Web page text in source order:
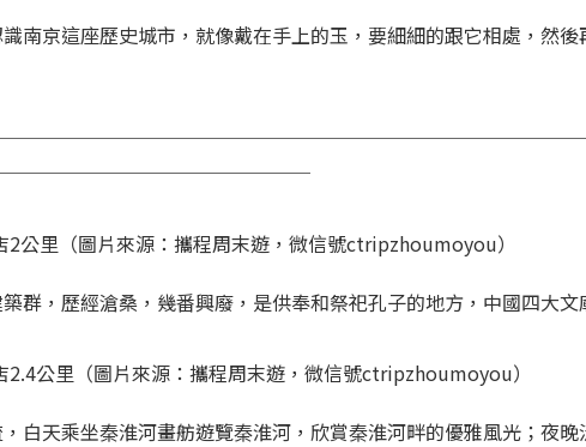
南京這座歷史城市，就像戴在手上的玉，要細細的跟它相處，然
2公里（圖片來源：攜程周末遊，微信號ctripzhoumoyou）
群，歷經滄桑，幾番興廢，是供奉和祭祀孔子的地方，中國四大
2.4公里（圖片來源：攜程周末遊，微信號ctripzhoumoyou）
白天乘坐秦淮河畫舫遊覽秦淮河，欣賞秦淮河畔的優雅風光；夜